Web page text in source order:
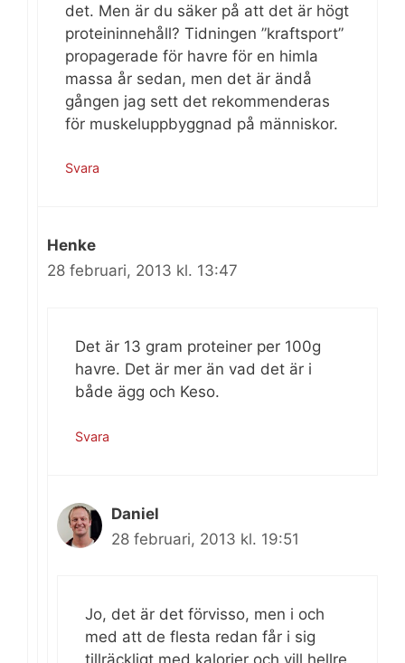
det. Men är du säker på att det är högt
proteininnehåll? Tidningen ”kraftsport”
propagerade för havre för en himla
massa år sedan, men det är ändå
gången jag sett det rekommenderas
för muskeluppbyggnad på människor.
Svara
Henke
28 februari, 2013 kl. 13:47
Det är 13 gram proteiner per 100g
havre. Det är mer än vad det är i
både ägg och Keso.
Svara
Daniel
28 februari, 2013 kl. 19:51
Jo, det är det förvisso, men i och
med att de flesta redan får i sig